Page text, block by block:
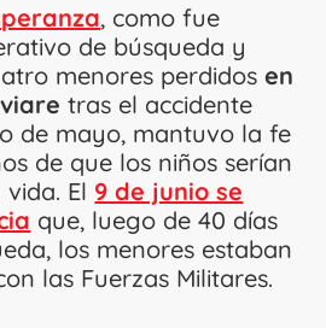
, como fue
de búsqueda y
menores perdidosen
tras el accidente
de mayo, mantuvo la fe
de que los niños serían
El 9 de junio se
que, luego de 40 días
los menores estaban
las Fuerzas Militares.